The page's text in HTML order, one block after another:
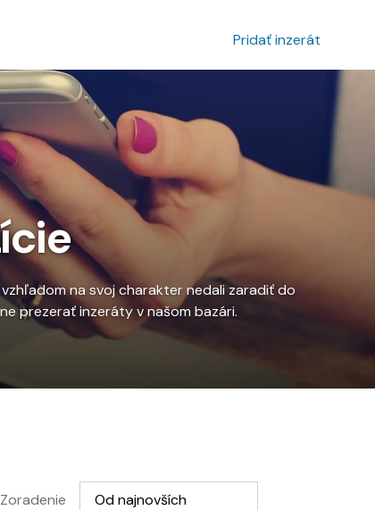
Pridať inzerát
na svoj charakter nedali zaradiť do
prezerať inzeráty v našom bazári.
Zoradenie Vyberte možnosť
Od najnovších